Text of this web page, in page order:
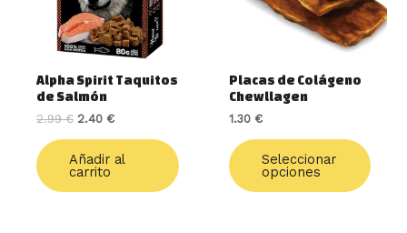
Alpha Spirit Taquitos
de Salmón
2.99€ 2.40 €
Añadir al
carrito
Placas de Colágeno
Chewllagen
1.30 €
Seleccionar
opciones
se